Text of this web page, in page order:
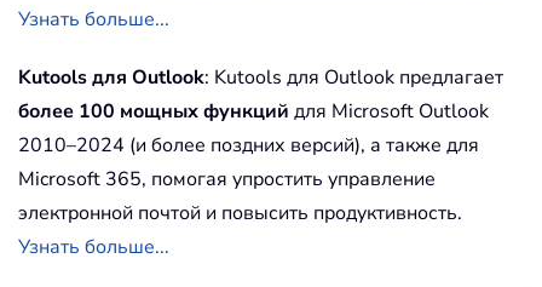
Узнать больше...
Kutools для Outlook: Kutools для Outlook предлагает
более 100 мощных функций для Microsoft Outlook
2010–2024 (и более поздних версий), а также для
Microsoft 365, помогая упростить управление
электронной почтой и повысить продуктивность.
Узнать больше...